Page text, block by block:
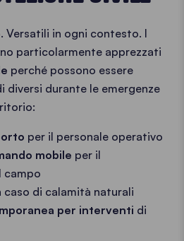
Versatili in ogni contesto. I
particolarmente apprezzati
perché possono essere
diversi durante le emergenze
per il personale operativo
mobile per il
campo
caso di calamità naturali
per interventi di